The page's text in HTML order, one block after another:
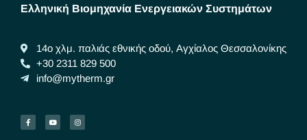
Ελληνική Βιομηχανία Ενεργειακών Συστημάτων
14ο χλμ. παλιάς εθνικής οδού, Αγχίαλος Θεσσαλονίκης
+30 2311 829 500
info@mytherm.gr